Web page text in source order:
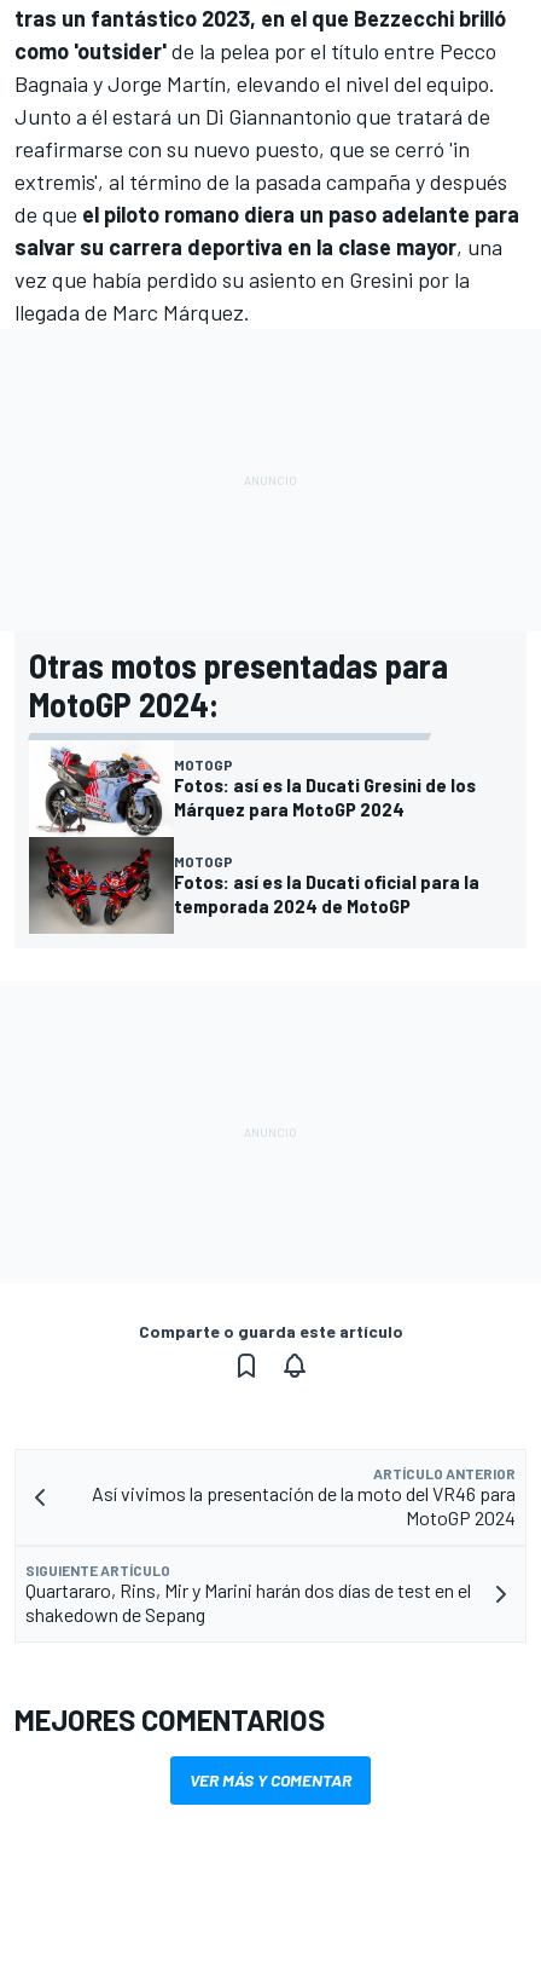
tras un fantástico 2023, en el que Bezzecchi brilló
como 'outsider'de la pelea por el título entre Pecco
Bagnaia yJorge Martín, elevando el nivel del equipo.
Junto a él estará un Di Giannantonio que tratará de
reafirmarse con su nuevo puesto, que se cerró 'in
extremis', al término de la pasada campaña y después
de que el piloto romano diera un paso adelante para
salvar su carrera deportiva en la clase mayor, una
vez que había perdido su asiento en Gresini por la
llegada de Marc Márquez.
Otras motos presentadas para
MotoGP 2024:
MOTOGP
Fotos: así es la Ducati Gresini de los
Márquez para MotoGP 2024
MOTOGP
Fotos: así es la Ducati oficial para la
temporada 2024 de MotoGP
Comparte o guarda este artículo
ARTÍCULO ANTERIOR
Así vivimos la presentación de la moto del VR46 para
MotoGP 2024
SIGUIENTE ARTÍCULO
Quartararo, Rins, Mir y Marini harán dos días de test en el
shakedown de Sepang
MEJORES COMENTARIOS
VER MÁS Y COMENTAR